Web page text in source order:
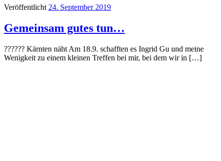
Veröffentlicht24. September 2019
Gemeinsam gutes tun…
?????? Kärnten näht Am 18.9. schafften es Ingrid Gu und meine
Wenigkeit zu einem kleinen Treffen bei mir, bei dem wir in […]